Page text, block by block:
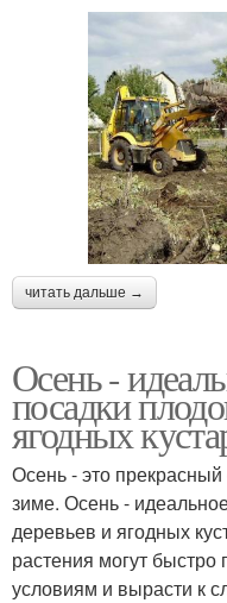
читать дальше →
Осень -
посадки
ягодных
Осень - это прекрасный
зиме. Осень -
деревьев и ягодных
растения могут
условиям и вырасти к